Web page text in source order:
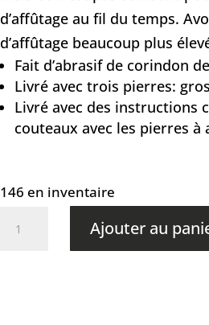
d’affûtage au fil du temps.
d’affûtage beaucoup plus
Fait d’abrasif de corindon
Livré avec trois pierres:
Livré avec des instructions
couteaux avec les pierres à
146 en inventaire
Ajouter au